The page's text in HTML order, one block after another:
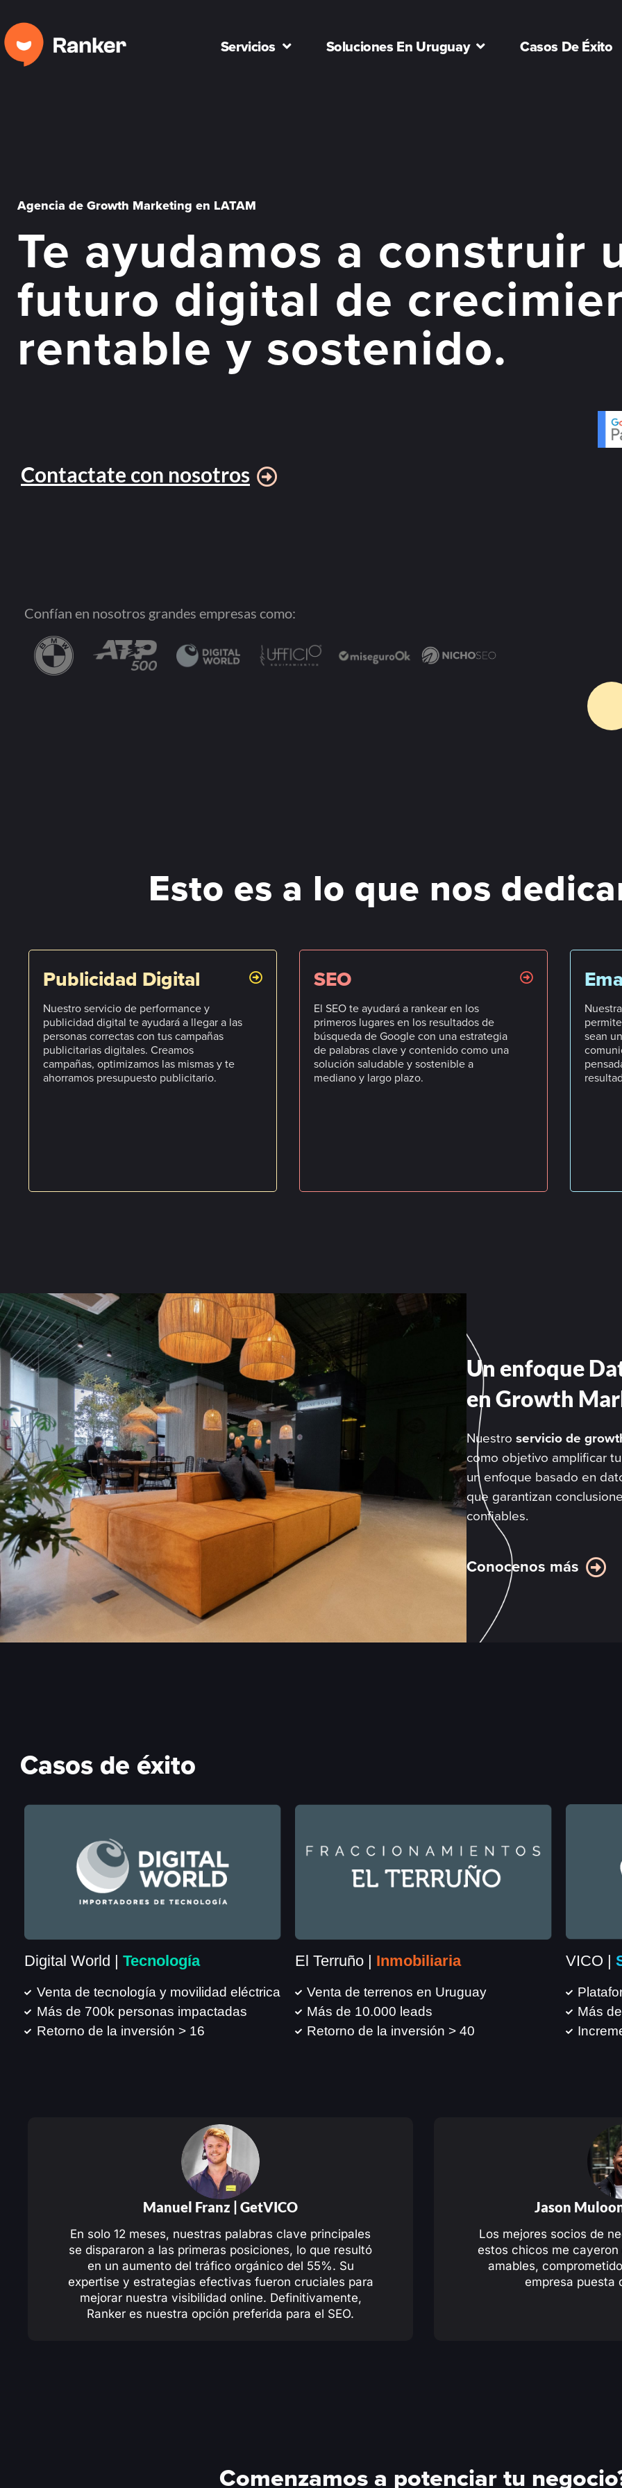
Servicios Soluciones En Uruguay Casos De Éxito
Agencia de Growth Marketing en LATAM
Te ayudamos a construir
futuro digital de
rentable y sostenido.
Contactate con nosotros
Confían en nosotros grandes empresas como:
Esto es a lo que nos
Publicidad Digital
Nuestro servicio de performance y
publicidad digital te ayudará a llegar a las
personas correctas con tus campañas
publicitarias digitales. Creamos
campañas, optimizamos las mismas y te
ahorramos presupuesto publicitario.
SEO
El SEO te ayudará a rankear en los
primeros lugares en los resultados de
búsqueda de Google con una estrategia
de palabras clave y contenido como una
solución saludable y sostenible a
mediano y largo plazo.
sean
Un enfoque
en Growth
Nuestro servicio de
como objetivo amplificar
un enfoque basado en
que garantizan
confiables.
Conocenos más
Casos de éxito
Digital World | Tecnología
Venta de tecnología y movilidad eléctrica
Más de 700k personas impactadas
Retorno de la inversión > 16
El Terruño | Inmobiliaria
Venta de terrenos en Uruguay
Más de 10.000 leads
Retorno de la inversión > 40
VICO |
Más
Manuel Franz | GetVICO
En solo 12 meses, nuestras palabras clave principales
se dispararon a las primeras posiciones, lo que resultó
en un aumento del tráfico orgánico del 55%. Su
expertise y estrategias efectivas fueron cruciales para
mejorar nuestra visibilidad online. Definitivamente,
Ranker es nuestra opción preferida para el SEO.
Jason
Los mejores socios de
estos chicos me cayeron
amables,
empresa puesta
Comenzamos a potenciar tu